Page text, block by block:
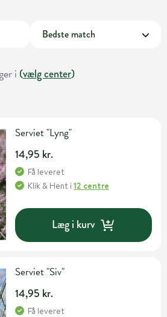
i (vælg center)
Serviet "Lyng"
14,95 kr.
Få leveret
Klik & Hent i12 centre
Læg i kurv
Serviet "Siv"
14,95 kr.
Få leveret